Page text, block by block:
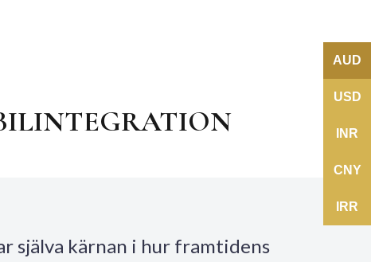
själva kärnan i hur framtidens
AUD
USD
INR
CNY
IRR